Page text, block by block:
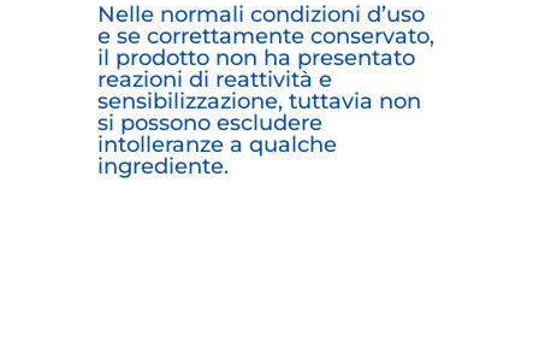
Nelle normali condizioni d’uso
e se correttamente conservato,
il prodotto non ha presentato
reazioni di reattività e
sensibilizzazione, tuttavia non
si possono escludere
intolleranze a qualche
ingrediente.